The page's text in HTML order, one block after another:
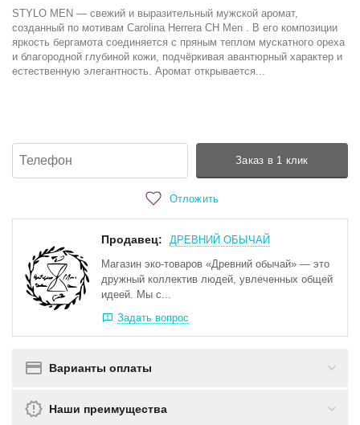
STYLO MEN — свежий и выразительный мужской аромат,
созданный по мотивам Carolina Herrera CH Men . В его композиции
яркость бергамота соединяется с пряным теплом мускатного ореха
и благородной глубиной кожи, подчёркивая авантюрный характер и
естественную элегантность. Аромат открывается...
Заказ в 1 клик
Отложить
Продавец:
ДРЕВНИЙ ОБЫЧАЙ
Магазин эко-товаров «Древний обычай» — это
дружный коллектив людей, увлеченных общей
идеей. Мы с...
Задать вопрос
Варианты оплаты
Наши преимущества